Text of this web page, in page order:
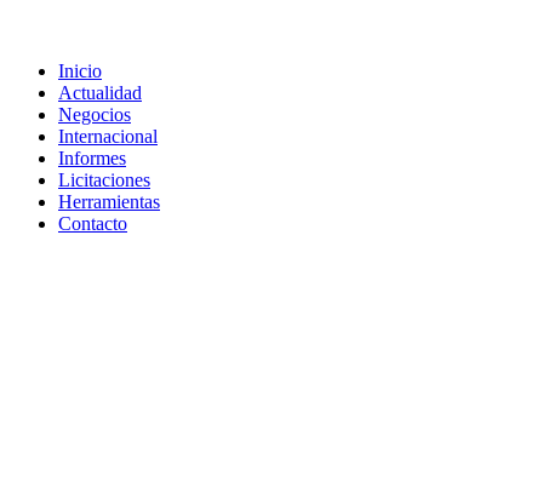
Inicio
Actualidad
Negocios
Internacional
Informes
Licitaciones
Herramientas
Contacto